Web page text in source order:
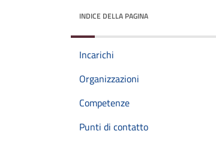
INDICE DELLA PAGINA
Incarichi
Organizzazioni
Competenze
Punti di contatto